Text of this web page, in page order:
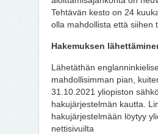
Tehtävän kesto on 24
olla mahdollista että siihen
Hakemuksen
Lähetäthän
mahdollisimman pian,
31.10.2021 yliopiston
hakujärjestelmän kautta.
hakujärjestelmään löytyy
nettisivuilta